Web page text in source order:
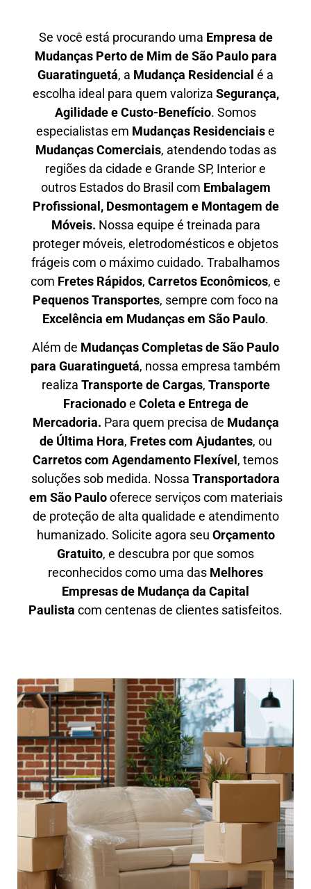
Se você está procurando uma Empresa de
Mudanças Perto de Mim de São Paulo para
Guaratinguetá, a Mudança Residencial é a
escolha ideal para quem valoriza Segurança,
Agilidade e Custo-Benefício. Somos
especialistas em Mudanças Residenciaise
Mudanças Comerciais, atendendo todas as
regiões da cidade e Grande SP, Interior e
outros Estados do Brasil com Embalagem
Profissional , Desmontagem e Montagem de
Móveis. Nossa equipe é treinada para
proteger móveis, eletrodomésticos e objetos
frágeis com o máximo cuidado. Trabalhamos
com Fretes Rápidos, Carretos Econômicos, e
Pequenos Transportes, sempre com foco na
Excelência em Mudanças em São Paulo.
Além de Mudanças Completas de São Paulo
para Guaratinguetá, nossa empresa também
realiza Transporte de Cargas, Transporte
Fracionadoe Coleta e Entrega de
Mercadoria. Para quem precisa de Mudança
de Última Hora, Fretes com Ajudantes, ou
Carretos com Agendamento Flexível , temos
soluções sob medida. Nossa Transportadora
em São Paulooferece serviços com materiais
de proteção de alta qualidade e atendimento
humanizado. Solicite agora seu Orçamento
Gratuito, e descubra por que somos
reconhecidos como uma das Melhores
Empresas de Mudança da Capital
Paulista com centenas de clientes satisfeitos.